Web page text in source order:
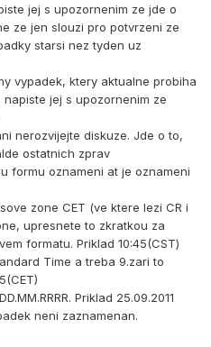
jej s upozornenim ze jde o
ze jen slouzi pro potvrzeni ze
starsi nez tyden uz
vypadek, ktery aktualne probiha
jej s upozornenim ze
nerozvijejte diskuze. Jde o to,
ostatnich zprav
formu oznameni at je oznameni
zone CET (ve ktere lezi CR i
upresnete to zkratkou za
formatu. Priklad 10:45(CST)
Time a treba 9.zari to
Priklad 25.09.2011
neni zaznamenan.